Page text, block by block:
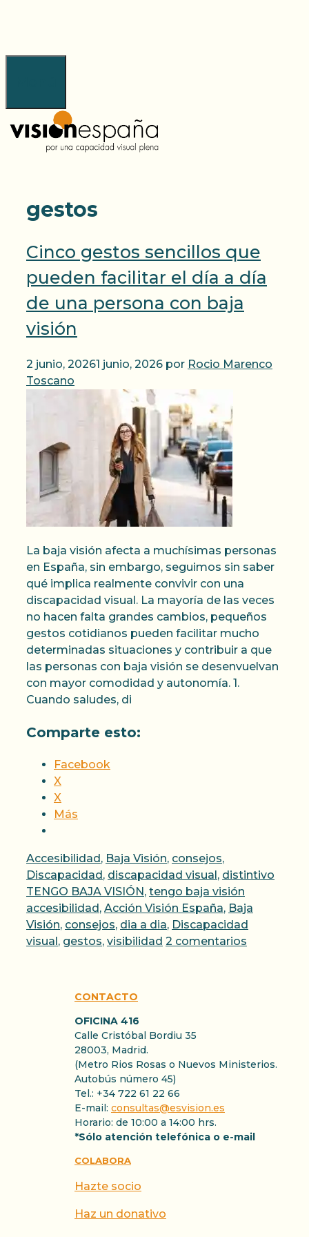
gestos
Cinco gestos sencillos que
pueden facilitar el día a día
de una persona con baja
visión
2 junio, 20261 junio, 2026 por Rocio Marenco
Toscano
La baja visión afecta a muchísimas personas
en España, sin embargo, seguimos sin saber
qué implica realmente convivir con una
discapacidad visual. La mayoría de las veces
no hacen falta grandes cambios, pequeños
gestos cotidianos pueden facilitar mucho
determinadas situaciones y contribuir a que
las personas con baja visión se desenvuelvan
con mayor comodidad y autonomía. 1.
Cuando saludes, di
Comparte esto:
Facebook
X
X
Más
Categorías
Accesibilidad, Baja Visión, consejos,
Discapacidad, discapacidad visual, distintivo
TENGO BAJA VISIÓN, tengo baja visión
accesibilidad, Acción Visión España, Baja
Visión, consejos, dia a dia, Discapacidad
visual, gestos, visibilidad 2 comentarios
CONTACTO
OFICINA 416
Calle Cristóbal Bordiu 35
28003, Madrid.
(Metro Rios Rosas o Nuevos Ministerios.
Autobús número 45)
Tel.: +34 722 61 22 66
E-mail: consultas@esvision.es
Horario: de 10:00 a 14:00 hrs.
*Sólo atención telefónica o e-mail
COLABORA
Hazte socio
Haz un donativo